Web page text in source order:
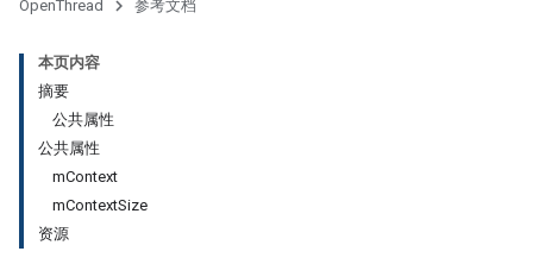
OpenThread 参考文档
本页内容
摘要
公共属性
公共属性
mContext
mContextSize
资源